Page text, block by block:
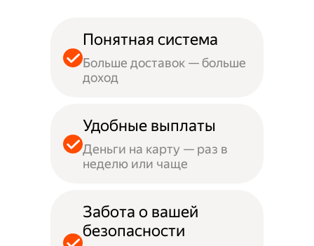
Понятная система
Больше доставок — больше
доход
Удобные выплаты
Деньги на карту — раз в
неделю или чаще
Забота о вашей
безопасности